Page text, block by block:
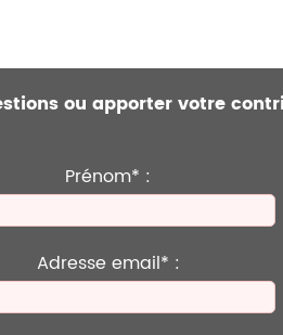
ou apporter votre
Prénom* :
Adresse email* :